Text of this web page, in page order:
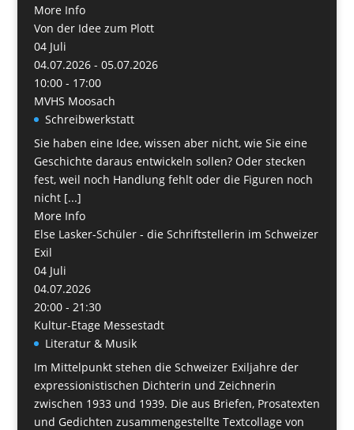
More Info
Von der Idee zum Plott
04 Juli
04.07.2026 - 05.07.2026
10:00 - 17:00
MVHS Moosach
Schreibwerkstatt
Sie haben eine Idee, wissen aber nicht, wie Sie eine
Geschichte daraus entwickeln sollen? Oder stecken
fest, weil noch Handlung fehlt oder die Figuren noch
nicht [...]
More Info
Else Lasker-Schüler - die Schriftstellerin im Schweizer
Exil
04 Juli
04.07.2026
20:00 - 21:30
Kultur-Etage Messestadt
Literatur & Musik
Im Mittelpunkt stehen die Schweizer Exiljahre der
expressionistischen Dichterin und Zeichnerin
zwischen 1933 und 1939. Die aus Briefen, Prosatexten
und Gedichten zusammengestellte Textcollage von